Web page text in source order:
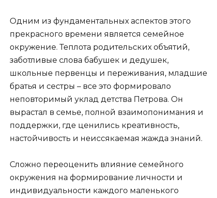
Одним из фундаментальных аспектов этого
прекрасного времени является семейное
окружение. Теплота родительских объятий,
заботливые слова бабушек и дедушек,
школьные первенцы и переживания, младшие
братья и сестры – все это формировало
неповторимый уклад детства Петрова. Он
вырастал в семье, полной взаимопонимания и
поддержки, где ценились креативность,
настойчивость и неиссякаемая жажда знаний.
Сложно переоценить влияние семейного
окружения на формирование личности и
индивидуальности каждого маленького